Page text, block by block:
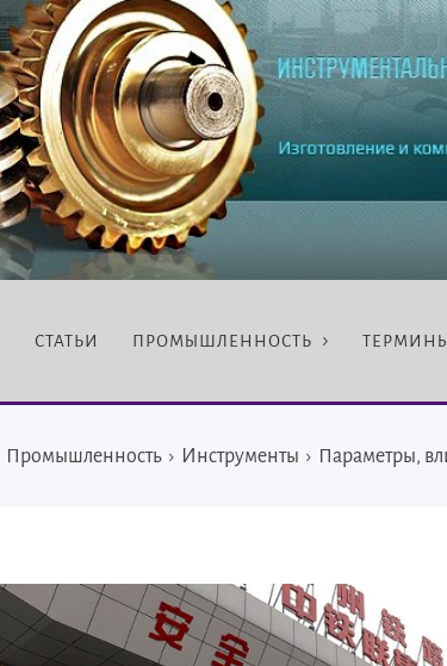
СТАТЬИ ПРОМЫШЛЕННОСТЬ
Промышленность › Инструменты › Параметры,